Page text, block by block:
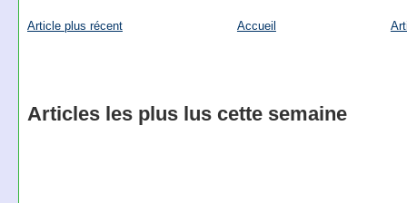
Article plus récent Accueil
Articles les plus lus cette semaine